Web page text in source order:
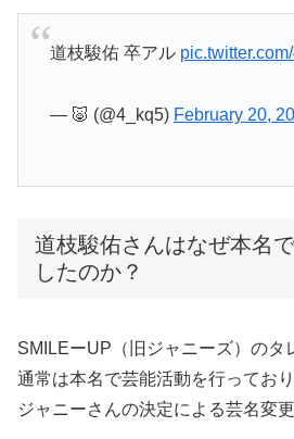
道枝駿佑 卒アル
— 🐷 (@4_kq5) February 20,
道枝駿佑さんはなぜ本名
したのか？
SMILEーUP（旧ジャニーズ）のタ
通常は本名で芸能活動を行っており
ジャニーさんの決定による芸名変